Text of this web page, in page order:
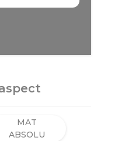
MAT
ABSOLU